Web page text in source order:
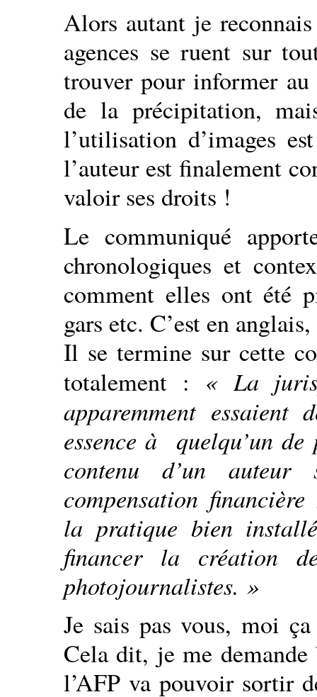
Alors autant je
agences se ruent sur
trouver pour informer
de la précipitation,
l’utilisation d’images
l’auteur est finalement
valoir ses droits !
Le communiqué
chronologiques et
comment elles ont été
gars etc. C’est en
Il se termine sur cette
totalement : « La
apparemment
essence à quelqu’un
contenu d’un
compensation
la pratique bien
financer la création
photojournalistes. »
Je sais pas vous, moi
Cela dit, je me
l’AFP va pouvoir sortir